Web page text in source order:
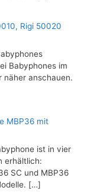
Rigi 50020
Babyphones im
näher anschauen.
MBP36 mit
ist in vier
erhältlich:
SC und MBP36
[…]